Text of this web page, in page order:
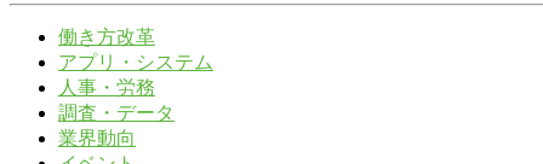
働き方改革
アプリ・システム
人事・労務
調査・データ
業界動向